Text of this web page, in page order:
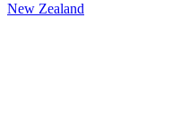
New Zealand